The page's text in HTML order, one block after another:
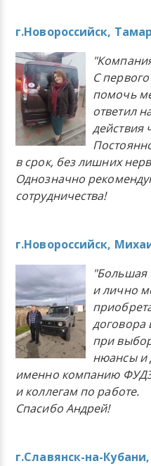
г.Новороссийск,
С
помочь
ответил
действия
в срок, без лишних
Однозначно
сотрудничества!
г.Новороссийск,
"Большая
и лично
договора
при
нюансы и
именно компанию
и коллегам по работе.
Спасибо Андрей!
г.Славянск-на-